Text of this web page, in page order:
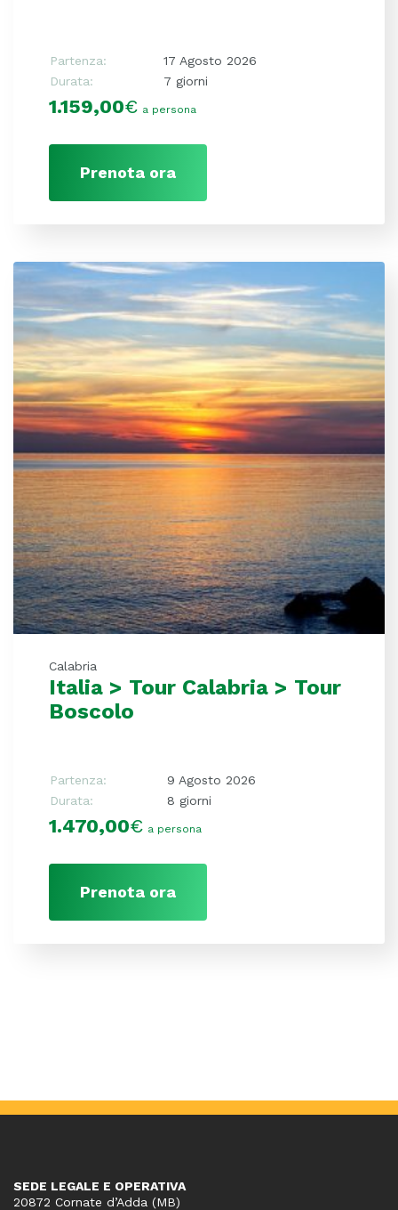
Partenza:
17 Agosto 2026
Durata:
7 giorni
1.159,00€ a persona
Prenota ora
Calabria
Italia > Tour Calabria > Tour
Boscolo
Partenza:
9 Agosto 2026
Durata:
8 giorni
1.470,00€ a persona
Prenota ora
SEDE LEGALE E OPERATIVA
20872 Cornate d’Adda (MB)